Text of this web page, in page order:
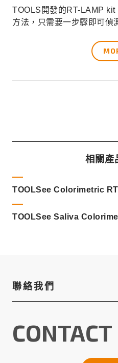
TOOLS開發的RT-LAMP kit
方法，只需要一步驟即可偵
相關產
TOOLSee Colorimetric
TOOLSee Saliva
聯絡我們
CONTACT